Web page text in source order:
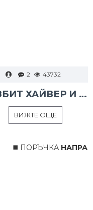
2 43732
РАЗБИТ ХАЙВЕР И ТАРАМА
ВИЖТЕ ОЩЕ
◼️ ПОРЪЧКА